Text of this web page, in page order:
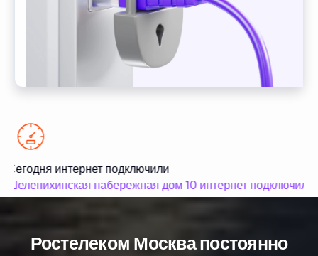
Сегодня интернет подключили
Шелепихинская набережная дом 10 интернет подключили
Ростелеком Москва постоянно